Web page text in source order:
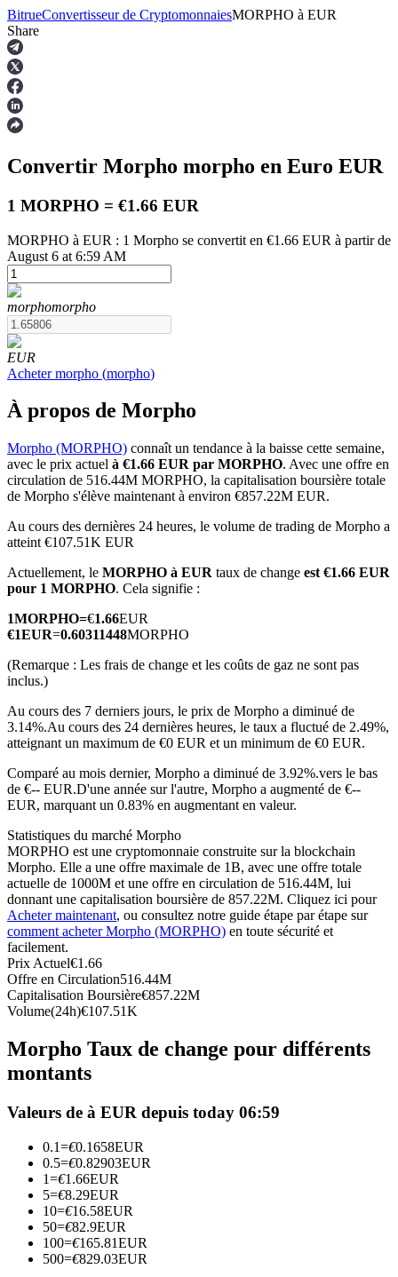
Contrats à terme
Futures USDT
Futures utilisant l'USDT comme garantie
Futures COIN-M
Contrats à terme sur crypto-monnaie
TradFi
Produits dérivés sur actions, forex, métaux précieux et matières
premières
Futures USDC
Futures utilisant l'USDC comme garantie
Rejoignez les meilleurs traders
Devenez un trader de copie
BitrueConvertisseur de CryptomonnaiesMORPHO à EUR
Share
Convertir Morpho morpho en Euro EUR
1 MORPHO = €1.66 EUR
MORPHO à EUR : 1 Morpho se convertit en €1.66 EUR à partir de
August 6 at 6:59 AM
morphomorpho
EUR
Acheter morpho (morpho)
À propos de Morpho
Morpho (MORPHO) connaît un tendance à la baisse cette semaine,
avec le prix actuel à €1.66 EUR par MORPHO. Avec une offre en
circulation de 516.44M MORPHO, la capitalisation boursière totale
de Morpho s'élève maintenant à environ €857.22M EUR.
Au cours des dernières 24 heures, le volume de trading de Morpho a
atteint €107.51K EUR
Actuellement, le MORPHO à EUR taux de change est €1.66 EUR
pour 1 MORPHO. Cela signifie :
1MORPHO=€1.66EUR
€1EUR=0.60311448MORPHO
(Remarque : Les frais de change et les coûts de gaz ne sont pas
inclus.)
Au cours des 7 derniers jours, le prix de Morpho a diminué de
3.14%.Au cours des 24 dernières heures, le taux a fluctué de 2.49%,
atteignant un maximum de €0 EUR et un minimum de €0 EUR.
Comparé au mois dernier, Morpho a diminué de 3.92%.vers le bas
de €-- EUR.D'une année sur l'autre, Morpho a augmenté de €--
EUR, marquant un 0.83% en augmentant en valeur.
Statistiques du marché Morpho
MORPHO est une cryptomonnaie construite sur la blockchain
Morpho. Elle a une offre maximale de 1B, avec une offre totale
actuelle de 1000M et une offre en circulation de 516.44M, lui
donnant une capitalisation boursière de 857.22M. Cliquez ici pour
Acheter maintenant, ou consultez notre guide étape par étape sur
comment acheter Morpho (MORPHO) en toute sécurité et
facilement.
Prix Actuel€1.66
Offre en Circulation516.44M
Capitalisation Boursière€857.22M
Volume(24h)€107.51K
Morpho Taux de change pour différents
montants
Valeurs de à EUR depuis today 06:59
0.1=€0.1658EUR
0.5=€0.82903EUR
1=€1.66EUR
5=€8.29EUR
10=€16.58EUR
50=€82.9EUR
100=€165.81EUR
500=€829.03EUR